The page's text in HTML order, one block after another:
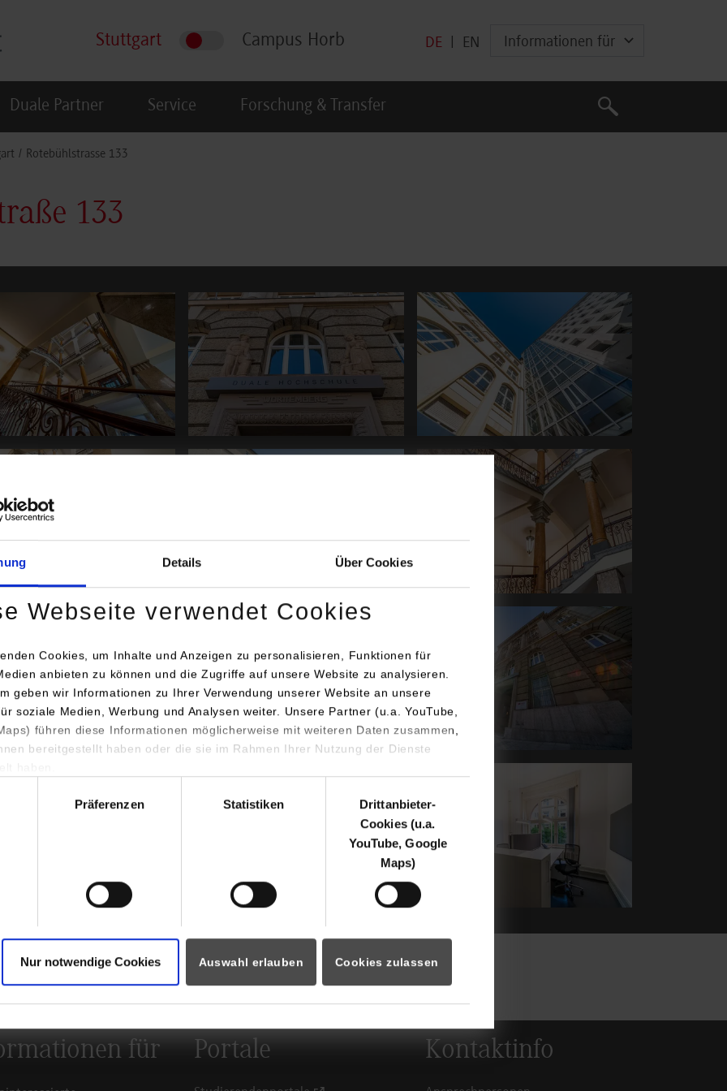
Details Über Cookies
Webseite verwendet Cookies
Cookies, um Inhalte und Anzeigen zu personalisieren, Funktionen für
anbieten zu können und die Zugriffe auf unsere Website zu analysieren.
geben wir Informationen zu Ihrer Verwendung unserer Website an unsere
soziale Medien, Werbung und Analysen weiter. Unsere Partner (u.a. YouTube,
führen diese Informationen möglicherweise mit weiteren Daten zusammen,
bereitgestellt haben oder die sie im Rahmen Ihrer Nutzung der Dienste
Präferenzen Statistiken
Drittanbieter-
Cookies (u.a.
YouTube, Google
Maps)
Nur notwendige Cookies Auswahl erlauben Cookies zulassen
Stuttgart Campus Horb DE EN Informationen für
Duale Partner Service Forschung & Transfer
Suche
Suche
Rotebühlstrasse 133
133
Show larger version for: Show larger version for:
version for: Show larger version for: Show larger version for:
version for: Show larger version for: Show larger version for:
version for: Show larger version for: Show larger version for:
für Portale Kontaktinfo